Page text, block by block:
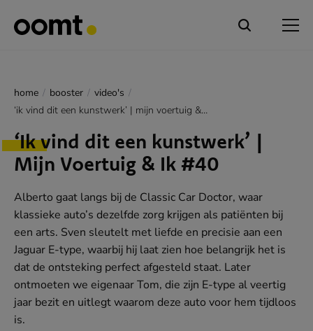
home booster
video's
‘ik vind dit een kunstwerk’ | mijn voertuig & ik #40
‘Ik vind dit een kunstwerk’ |
Mijn Voertuig & Ik #40
Alberto gaat langs bij de Classic Car Doctor, waar
klassieke auto’s dezelfde zorg krijgen als patiënten bij
een arts. Sven sleutelt met liefde en precisie aan een
Jaguar E-type, waarbij hij laat zien hoe belangrijk het is
dat de ontsteking perfect afgesteld staat. Later
ontmoeten we eigenaar Tom, die zijn E-type al veertig
jaar bezit en uitlegt waarom deze auto voor hem tijdloos
is.